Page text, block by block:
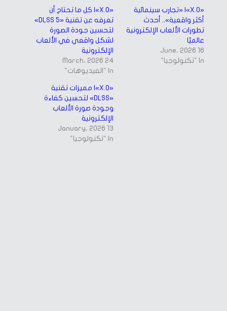
window)
window)
«X.O»| كل ما تحتاج أن
تعرفه عن تقنية «DLSS 5»
لتحسين جودة الصورة
لشكل واقعي في الألعاب
الإلكترونية
24 March، 2026
In "الفيديوهات"
«X.O»| «تجارب سينمائية
أكثر واقعية».. أحدث
تطورات الألعاب الإلكترونية
عالميًا
16 June، 2026
In "تكنولوجيا"
«X.O»| مميزات تقنية
«DLSS» لتحسين كفاءة
وجودة صورة الألعاب
الإلكترونية
13 January، 2026
In "تكنولوجيا"